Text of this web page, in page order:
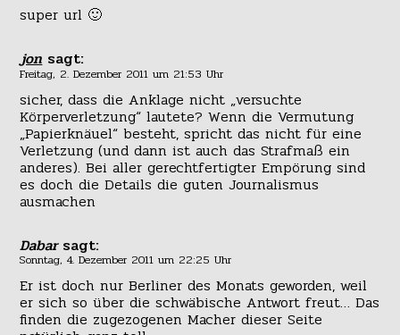
super url 🙂
jon sagt:
Freitag, 2. Dezember 2011 um 21:53 Uhr
sicher, dass die Anklage nicht „versuchte
Körperverletzung“ lautete? Wenn die Vermutung
„Papierknäuel“ besteht, spricht das nicht für eine
Verletzung (und dann ist auch das Strafmaß ein
anderes). Bei aller gerechtfertigter Empörung sind
es doch die Details die guten Journalismus
ausmachen
Dabar sagt:
Sonntag, 4. Dezember 2011 um 22:25 Uhr
Er ist doch nur Berliner des Monats geworden, weil
er sich so über die schwäbische Antwort freut… Das
finden die zugezogenen Macher dieser Seite